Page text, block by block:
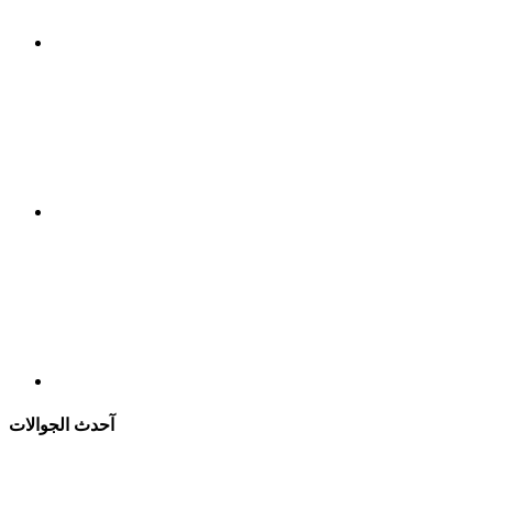
آحدث الجوالات